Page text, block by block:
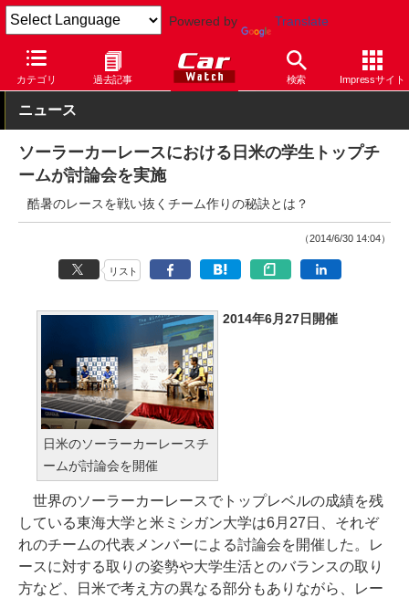
Powered by Translate
カテゴリ 過去記事 検索 Impressサイト
Car Watch モータースポーツ その他
ニュース
ソーラーカーレースにおける日米の学生トップチ
ームが討論会を実施
酷暑のレースを戦い抜くチーム作りの秘訣とは？
（2014/6/30 14:04）
リスト
日米のソーラーカーレースチ
ームが討論会を開催
2014年6月27日開催
世界のソーラーカーレースでトップレベルの成績を残
している東海大学と米ミシガン大学は6月27日、それぞ
れのチームの代表メンバーによる討論会を開催した。レ
ースに対する取りの姿勢や大学生活とのバランスの取り
方など、日米で考え方の異なる部分もありながら、レー